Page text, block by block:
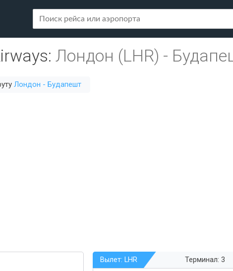
: Лондон (LHR) -
Лондон - Будапешт
Вылет: LHR Терминал: 3